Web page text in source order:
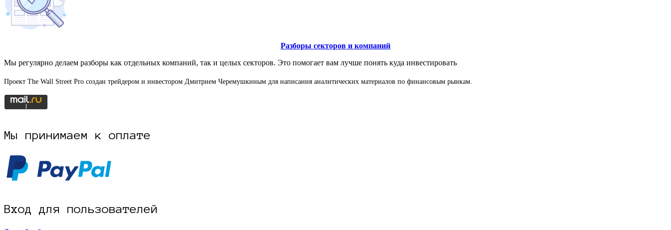
Разборы секторов и компаний
Мы регулярно делаем разборы как отдельных компаний, так и целых секторов. Это помогает вам лучше понять куда инвестировать
Проект The Wall Street Pro создан трейдером и инвестором Дмитрием Черемушкиным для написания аналитических материалов по финансовым рынкам.
Мы принимаем к оплате
Вход для пользователей